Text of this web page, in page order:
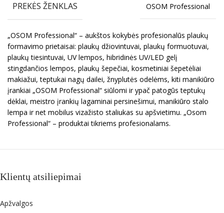
PREKĖS ŽENKLAS OSOM Professional
„OSOM Professional“ – aukštos kokybės profesionalūs plaukų
formavimo prietaisai: plaukų džiovintuvai, plaukų formuotuvai,
plaukų tiesintuvai, UV lempos, hibridinės UV/LED gelį
stingdančios lempos, plaukų šepečiai, kosmetiniai šepetėliai
makiažui, teptukai nagų dailei, žnyplutės odelėms, kiti manikiūro
įrankiai „OSOM Professional“ siūlomi ir ypač patogūs teptukų
dėklai, meistro įrankių lagaminai persinešimui, manikiūro stalo
lempa ir net mobilus vizažisto staliukas su apšvietimu. „Osom
Professional“ – produktai tikriems profesionalams.
Klientų atsiliepimai
Apžvalgos